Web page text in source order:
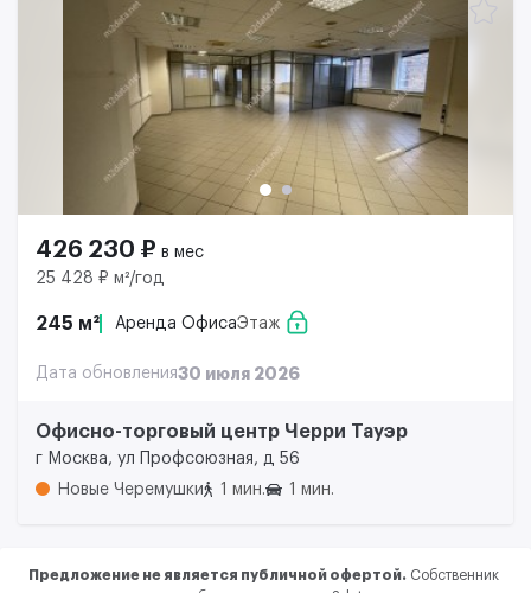
426 230 ₽ в мес
25 428 ₽ м²/год
245 м² Аренда ОфисаЭтаж
Дата обновления30 июля 2026
Офисно-торговый центр Черри Тауэр
г Москва, ул Профсоюзная, д 56
Новые Черемушки
1 мин. 1 мин.
Предложение не является публичной офертой. Собственник